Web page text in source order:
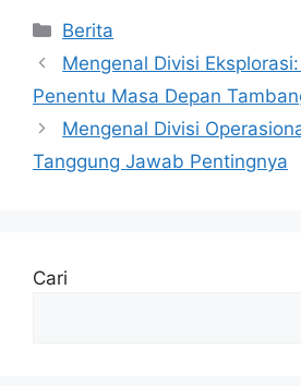
Kategori
Berita
Mengenal Divisi
Penentu Masa Depan
Mengenal Divisi
Tanggung Jawab Pentingnya
Cari